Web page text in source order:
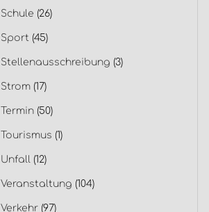
Schule (26)
Sport (45)
Stellenausschreibung (3)
Strom(17)
Termin(50)
Tourismus (1)
Unfall (12)
Veranstaltung (104)
Verkehr(97)